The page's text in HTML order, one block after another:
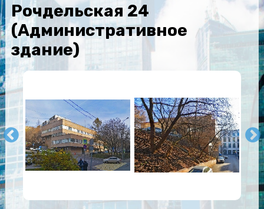
Рочдельская 24
(Административное
здание)